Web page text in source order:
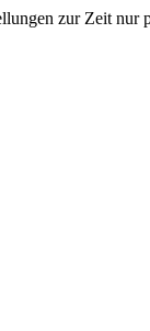
zur Zeit nur